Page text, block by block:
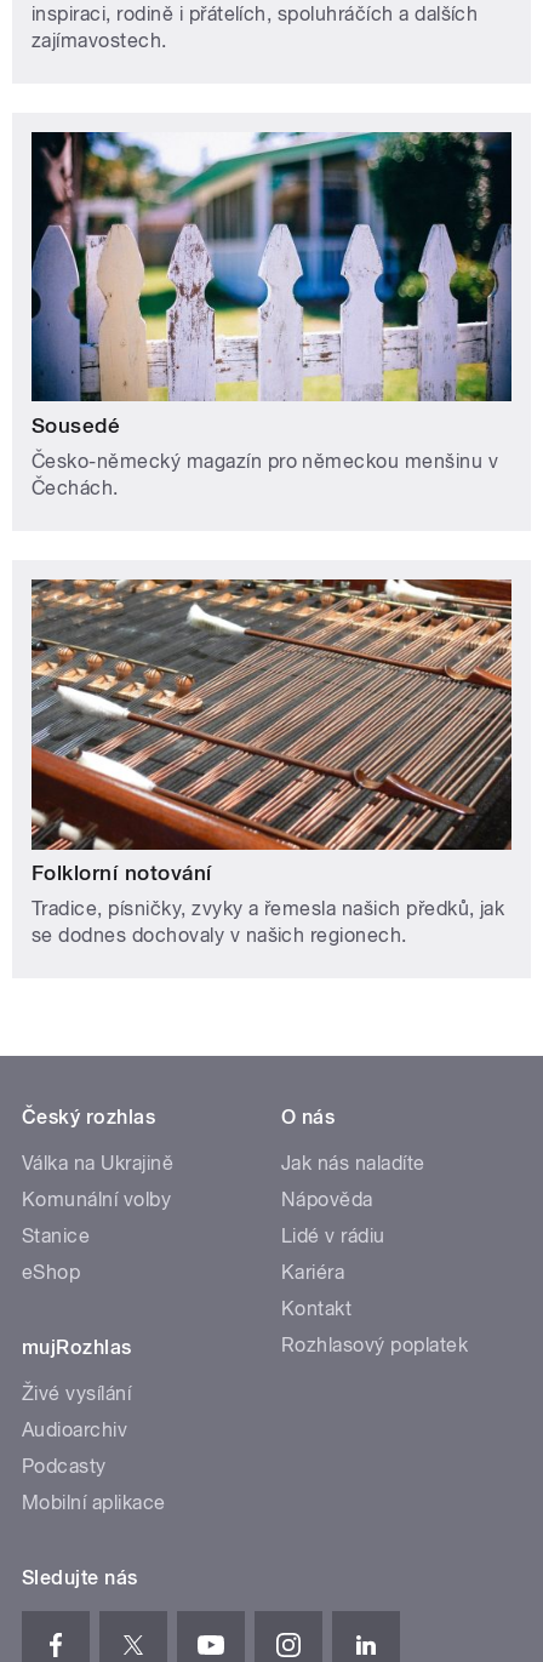
inspiraci, rodině i přátelích, spoluhráčích a dalších
zajímavostech.
Sousedé
Česko-německý magazín pro německou menšinu v
Čechách.
Folklorní notování
Tradice, písničky, zvyky a řemesla našich předků, jak
se dodnes dochovaly v našich regionech.
Český rozhlas
Válka na Ukrajině
Komunální volby
Stanice
eShop
mujRozhlas
Živé vysílání
Audioarchiv
Podcasty
Mobilní aplikace
O nás
Jak nás naladíte
Nápověda
Lidé v rádiu
Kariéra
Kontakt
Rozhlasový poplatek
Sledujte nás